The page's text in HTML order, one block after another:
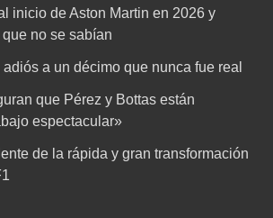
inicio de Aston Martin en 2026 y
no se sabían
a un décimo que nunca fue real
que Pérez y Bottas están
espectacular»
de la rápida y gran transformación